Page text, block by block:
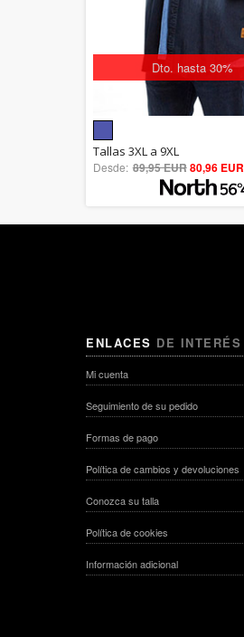
Dto. hasta 30%
5.00
out of 5
Tallas 3XL a 9XL
Desde: 89,95 EUR80,96 EUR
ENLACES DE INTERÉS
Mi cuenta
Seguimiento de su pedido
Formas de pago
Política de cambios y devoluciones
Conozca su talla
Política de cookies
Información adicional